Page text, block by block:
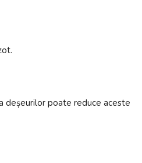
deșeurilor poate reduce aceste